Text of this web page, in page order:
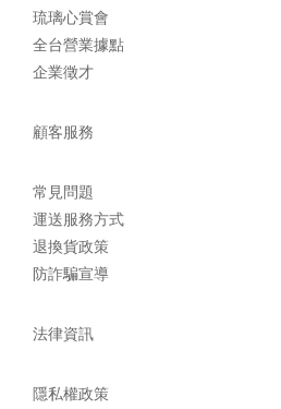
琉璃心賞會
全台營業據點
企業徵才
顧客服務
常見問題
運送服務方式
退換貨政策
防詐騙宣導
法律資訊
隱私權政策